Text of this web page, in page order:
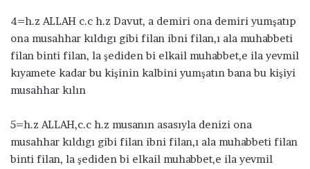
4=h.z ALLAH c.c h.z Davut, a demiri ona demiri yumşatıp
ona musahhar kıldıgı gibi filan ibni filan,ı ala muhabbeti
filan binti filan, la şediden bi elkail muhabbet,e ila yevmil
kıyamete kadar bu kişinin kalbini yumşatın bana bu kişiyi
musahhar kılın
5=h.z ALLAH,c.c h.z musanın asasıyla denizi ona
musahhar kıldıgı gibi filan ibni filan,ı ala muhabbeti filan
binti filan, la şediden bi elkail muhabbet,e ila yevmil